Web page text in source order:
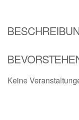
Keine